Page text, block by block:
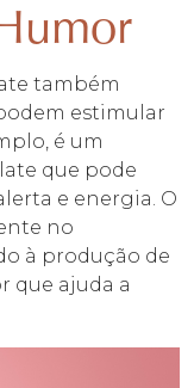
também
estimular
é um
que pode
e energia. O
no
à produção de
que ajuda a